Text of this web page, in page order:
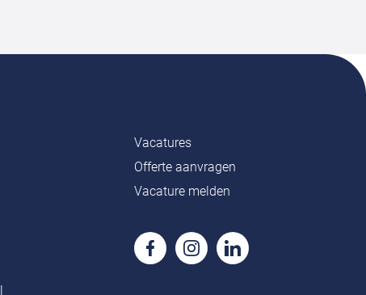
Vacatures
Offerte aanvragen
Vacature melden